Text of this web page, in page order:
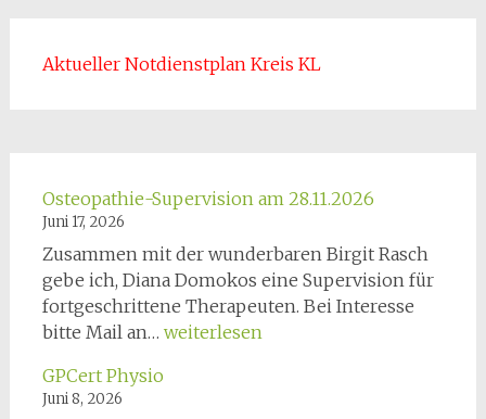
Aktueller Notdienstplan Kreis KL
Osteopathie-Supervision am 28.11.2026
Juni 17, 2026
Zusammen mit der wunderbaren Birgit Rasch
gebe ich, Diana Domokos eine Supervision für
fortgeschrittene Therapeuten. Bei Interesse
bitte Mail an… Osteopathie-
am
weiterlesen
GPCert Physio
Juni 8, 2026